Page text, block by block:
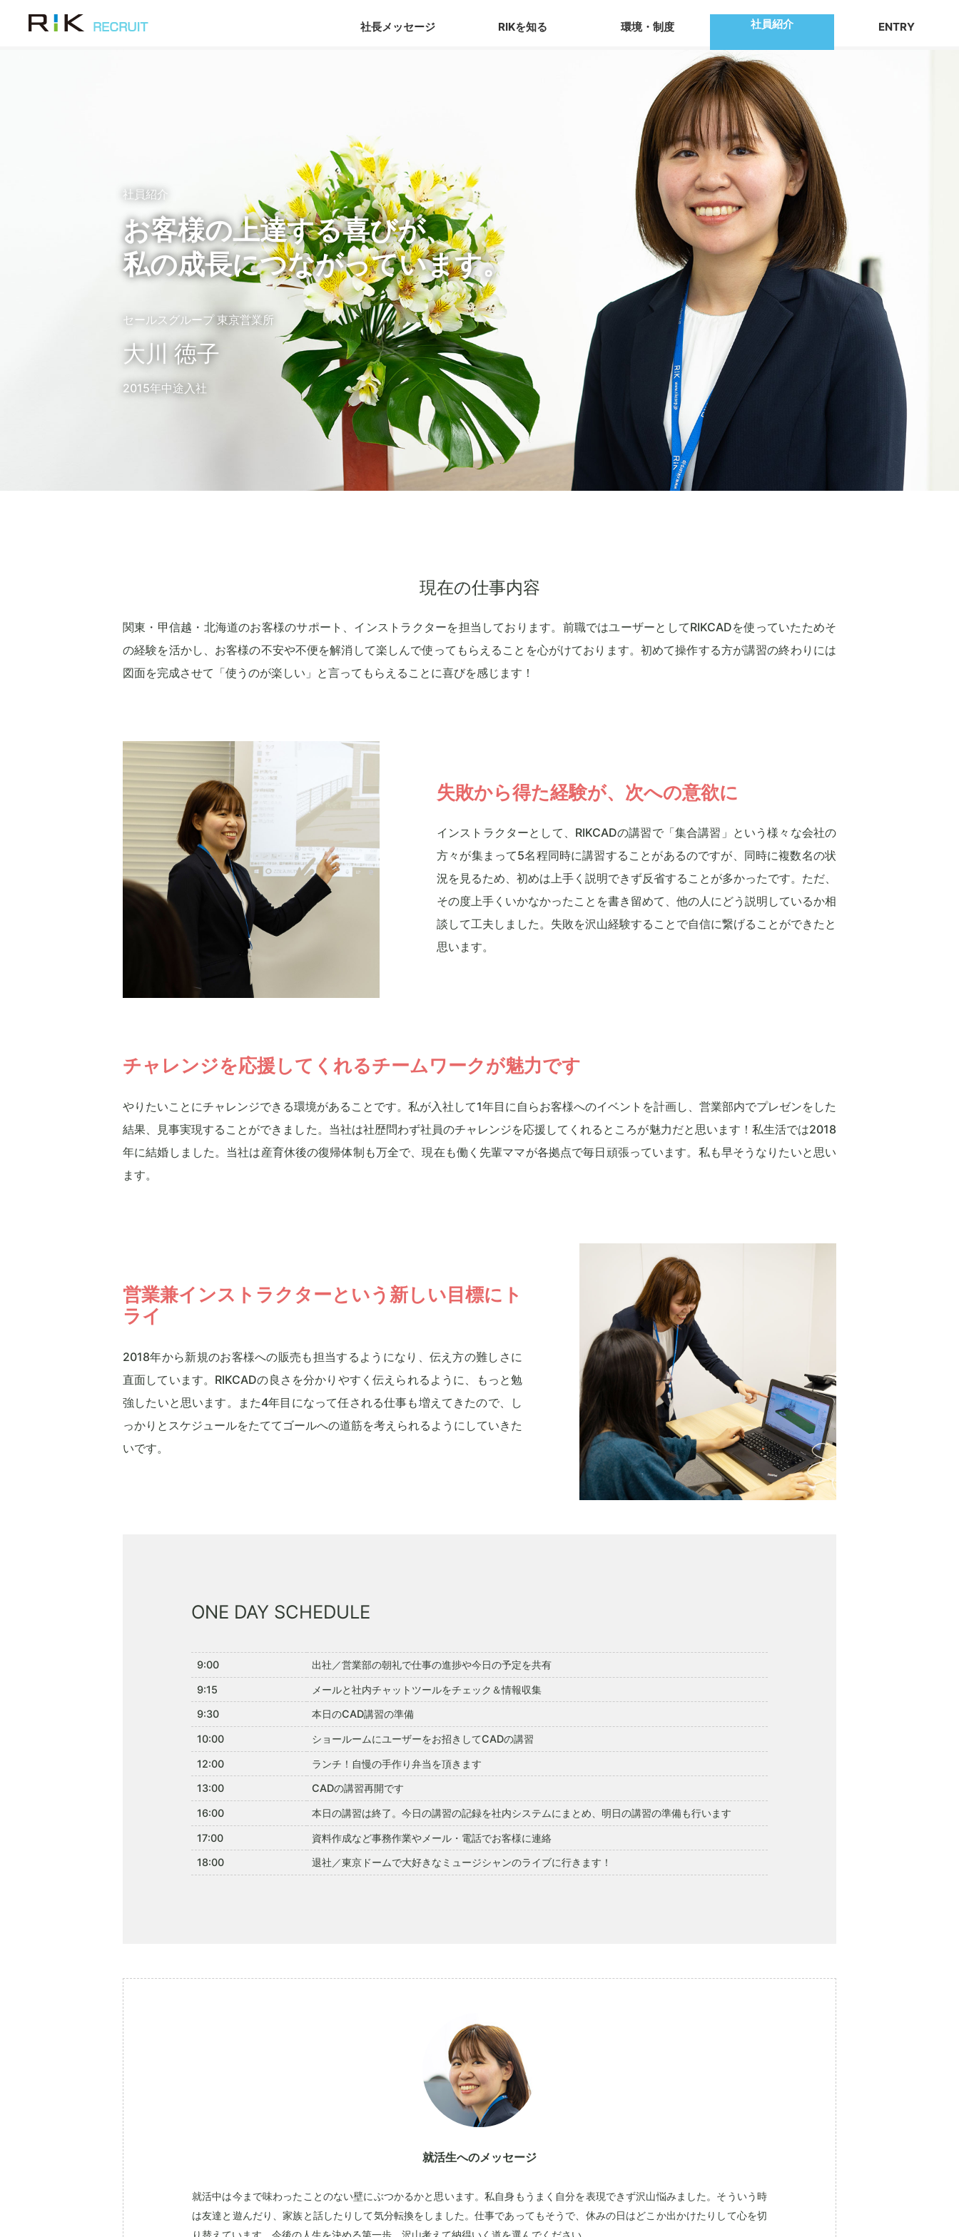
社長メッセージ RIKを知る 環境・制度 社員紹介 ENTRY
社員紹介
お客様の上達する喜びが、
私の成長につながっています。
セールスグループ 東京営業所
大川 徳子
2015年中途入社
現在の仕事内容
関東・甲信越・北海道のお客様のサポート、インストラクターを担当しております。前職ではユーザーとしてRIKCADを使っていたためそ
の経験を活かし、お客様の不安や不便を解消して楽しんで使ってもらえることを心がけております。初めて操作する方が講習の終わりには
図面を完成させて「使うのが楽しい」と言ってもらえることに喜びを感じます！
失敗から得た経験が、次への意欲に
インストラクターとして、RIKCADの講習で「集合講習」という様々な会社の
方々が集まって5名程同時に講習することがあるのですが、同時に複数名の状
況を見るため、初めは上手く説明できず反省することが多かったです。ただ、
その度上手くいかなかったことを書き留めて、他の人にどう説明しているか相
談して工夫しました。失敗を沢山経験することで自信に繋げることができたと
思います。
チャレンジを応援してくれるチームワークが魅力です
やりたいことにチャレンジできる環境があることです。私が入社して1年目に自らお客様へのイベントを計画し、営業部内でプレゼンをした
結果、見事実現することができました。当社は社歴問わず社員のチャレンジを応援してくれるところが魅力だと思います！私生活では2018
年に結婚しました。当社は産育休後の復帰体制も万全で、現在も働く先輩ママが各拠点で毎日頑張っています。私も早そうなりたいと思い
ます。
営業兼インストラクターという新しい目標にト
ライ
2018年から新規のお客様への販売も担当するようになり、伝え方の難しさに
直面しています。RIKCADの良さを分かりやすく伝えられるように、もっと勉
強したいと思います。また4年目になって任される仕事も増えてきたので、し
っかりとスケジュールをたててゴールへの道筋を考えられるようにしていきた
いです。
ONE DAY SCHEDULE
9:00 出社／営業部の朝礼で仕事の進捗や今日の予定を共有
9:15 メールと社内チャットツールをチェック＆情報収集
9:30 本日のCAD講習の準備
10:00 ショールームにユーザーをお招きしてCADの講習
12:00 ランチ！自慢の手作り弁当を頂きます
13:00 CADの講習再開です
16:00 本日の講習は終了。今日の講習の記録を社内システムにまとめ、明日の講習の準備も行います
17:00 資料作成など事務作業やメール・電話でお客様に連絡
18:00 退社／東京ドームで大好きなミュージシャンのライブに行きます！
就活生へのメッセージ
就活中は今まで味わったことのない壁にぶつかるかと思います。私自身もうまく自分を表現できず沢山悩みました。そういう時
は友達と遊んだり、家族と話したりして気分転換をしました。仕事であってもそうで、休みの日はどこか出かけたりして心を切